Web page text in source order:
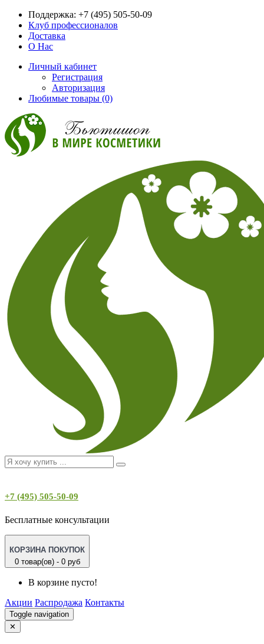
Поддержка: +7 (495) 505-50-09
Клуб профессионалов
Доставка
О Нас
Личный кабинет
Регистрация
Авторизация
Любимые товары (0)
+7 (495) 505-50-09
Бесплатные консультации
КОРЗИНА ПОКУПОК
0 товар(ов) - 0 руб
В корзине пусто!
Акции Распродажа Контакты
Toggle navigation
✕